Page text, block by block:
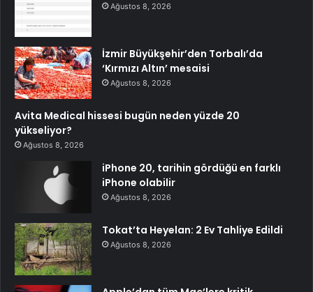
Ağustos 8, 2026
İzmir Büyükşehir’den Torbalı’da
‘Kırmızı Altın’ mesaisi
Ağustos 8, 2026
Avita Medical hissesi bugün neden yüzde 20
yükseliyor?
Ağustos 8, 2026
iPhone 20, tarihin gördüğü en farklı
iPhone olabilir
Ağustos 8, 2026
Tokat’ta Heyelan: 2 Ev Tahliye Edildi
Ağustos 8, 2026